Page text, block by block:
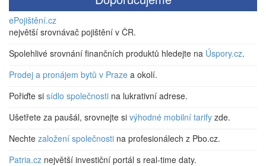
ePojištění.cz
největší srovnávač pojištění v ČR.
Spolehlivé srovnání finančních produktů hledejte na Úspory.cz.
Prodej a pronájem bytů v Praze a okolí.
Pořiďte si sídlo společnosti na lukrativní adrese.
Ušetřete za paušál, srovnejte si výhodné mobilní tarify zde.
Nechte založení společnosti na profesionálech z Pbo.cz.
Patria.cz největší investiční portál s real-time daty.